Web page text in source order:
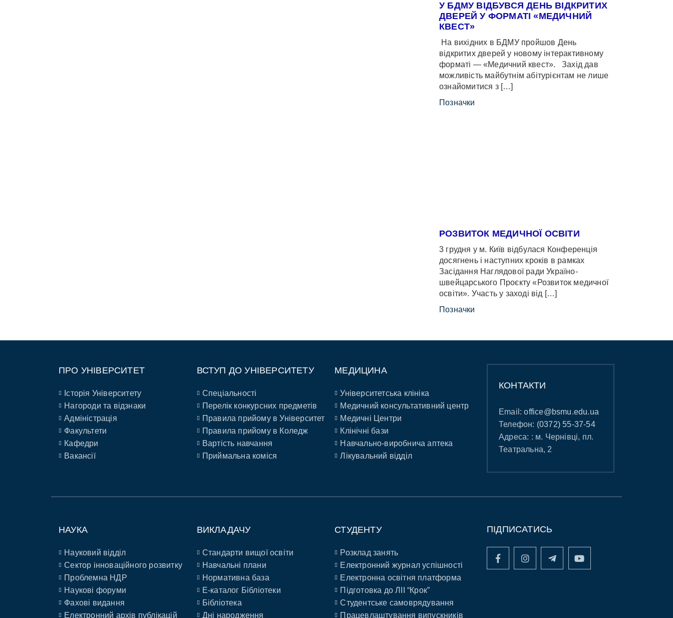
У БДМУ ВІДБУВСЯ ДЕНЬ ВІДКРИТИХ
ДВЕРЕЙ У ФОРМАТІ «МЕДИЧНИЙ
КВЕСТ»
На вихідних в БДМУ пройшов День
відкритих дверей у новому інтерактивному
форматі — «Медичний квест». Захід дав
можливість майбутнім абітурієнтам не лише
ознайомитися з […]
Позначки
РОЗВИТОК МЕДИЧНОЇ ОСВІТИ
3 грудня у м. Київ відбулася Конференція
досягнень і наступних кроків в рамках
Засідання Наглядової ради Україно-
швейцарського Проєкту «Розвиток медичної
освіти». Участь у заході від […]
Позначки
ПРО УНІВЕРСИТЕТ
Історія Університету
Нагороди та відзнаки
Адміністрація
Факультети
Кафедри
Вакансії
ВСТУП ДО УНІВЕРСИТЕТУ
Спеціальності
Перелік конкурсних предметів
Правила прийому в Університет
Правила прийому в Коледж
Вартість навчання
Приймальна коміся
МЕДИЦИНА
Університетська клініка
Медичний консультативний центр
Медичні Центри
Клінічні бази
Навчально-виробнича аптека
Лікувальний відділ
КОНТАКТИ
Email:office@bsmu.edu.ua
Телефон: (0372) 55-37-54
Адреса: : м. Чернівці, пл.
Театральна, 2
НАУКА
Науковий відділ
Сектор інноваційного розвитку
Проблемна НДР
Наукові форуми
Фахові видання
Електронний архів публікацій
ВИКЛАДАЧУ
Стандарти вищої освіти
Навчальні плани
Нормативна база
E-каталог Бібліотеки
Бібліотека
Дні народження
СТУДЕНТУ
Розклад занять
Електронний журнал успішності
Електронна освітня платформа
Підготовка до ЛІІ “Крок”
Студентське самоврядування
Працевлаштування випускників
ПІДПИСАТИСЬ